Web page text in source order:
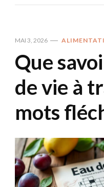
MAI 3, 2026
Que
de vie à
mots